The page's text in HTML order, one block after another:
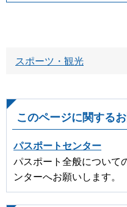
スポーツ・観光
このページに関する
パスポートセンター
パスポート全般について
ンターへお願いします。